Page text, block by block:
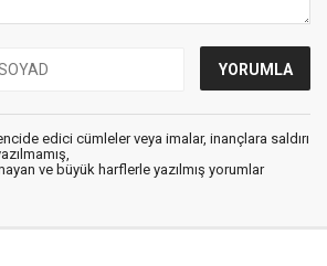
edici cümleler veya imalar, inançlara saldırı
ve büyük harflerle yazılmış yorumlar